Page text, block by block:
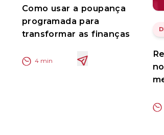
Como usar a poupança
programada para
transformar as finanças
4 min